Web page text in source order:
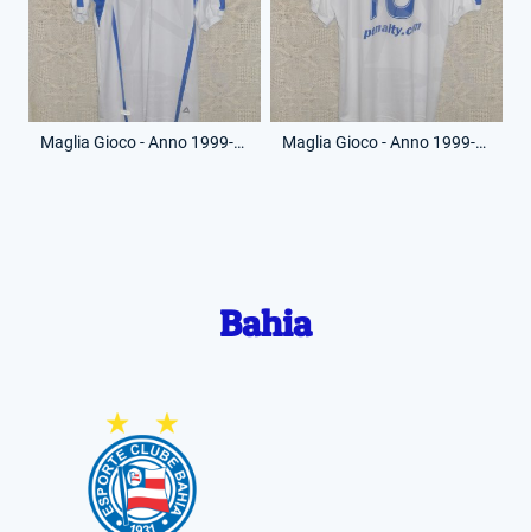
Maglia Gioco - Anno 1999-00 - 10 - (Fronte) Maglia Gioco - Anno 1999-00 - 10 - (Retro)
Bahia